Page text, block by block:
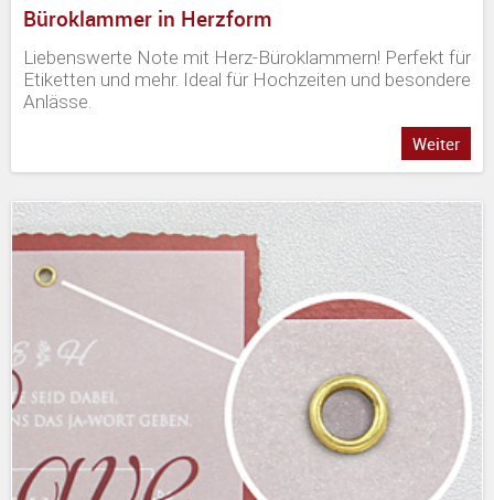
Büroklammer in Herzform
Liebenswerte Note mit Herz-Büroklammern! Perfekt für
Etiketten und mehr. Ideal für Hochzeiten und besondere
Anlässe.
Weiter